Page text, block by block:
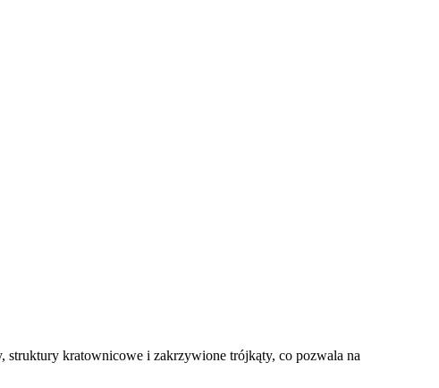
kratownicowe i zakrzywione trójkąty, co pozwala na